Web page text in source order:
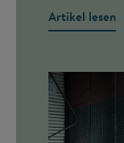
Artikel lesen